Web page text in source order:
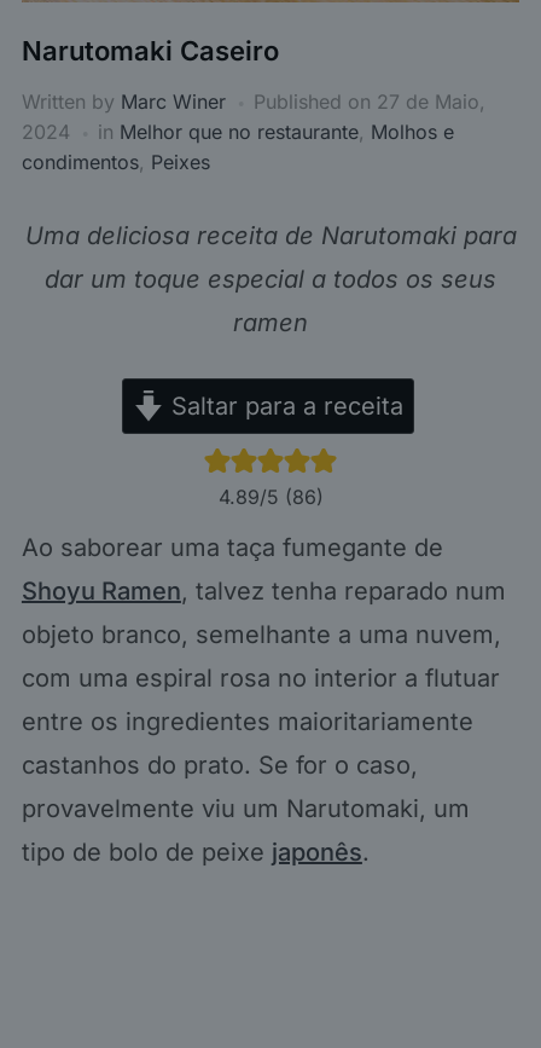
Narutomaki Caseiro
Written by Marc Winer Published on 27 de Maio,
2024
in Melhor que no restaurante, Molhos e
condimentos, Peixes
Uma deliciosa receita de Narutomaki para
dar um toque especial a todos os seus
ramen
Saltar para a receita
4.89/5 (86)
Ao saborear uma taça fumegante de
Shoyu Ramen, talvez tenha reparado num
objeto branco, semelhante a uma nuvem,
com uma espiral rosa no interior a flutuar
entre os ingredientes maioritariamente
castanhos do prato. Se for o caso,
provavelmente viu um Narutomaki, um
tipo de bolo de peixe japonês.